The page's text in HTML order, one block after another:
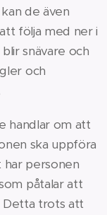
de även
följa med ner i
snävare och
och
handlar om att
ska uppföra
har personen
påtalar att
Detta trots att